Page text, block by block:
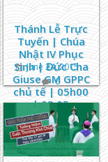
Thánh Lễ Trực
Tuyến | Chúa
Nhật IV Phục
Sinh | Đức Cha
Giuse GM GPPC
chủ tế | 05h00
| 03.05
June 24, 2015
0